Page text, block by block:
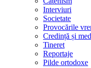
Interviuri
Societate
Provocările
Credință și
Tineret
Reportaje
Pilde ortodoxe